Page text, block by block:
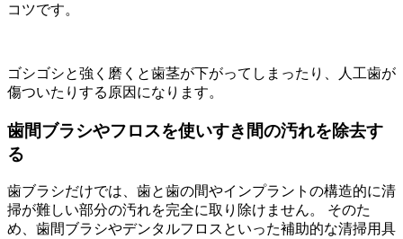
コツです。
ゴシゴシと強く磨くと歯茎が下がってしまったり、人工歯が
傷ついたりする原因になります。
歯間ブラシやフロスを使いすき間の汚れを除去す
る
歯ブラシだけでは、歯と歯の間やインプラントの構造的に清
掃が難しい部分の汚れを完全に取り除けません。 そのた
め、歯間ブラシやデンタルフロスといった補助的な清掃用具